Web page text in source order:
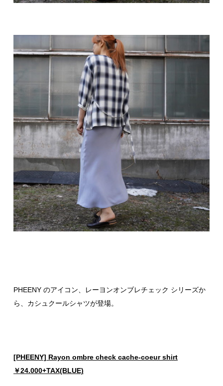
PHEENY のアイコン、レーヨンオンブレチェック シリーズか
ら、カシュクールシャツが登場。
[PHEENY] Rayon ombre check cache-coeur shirt
￥24.000+TAX(BLUE)